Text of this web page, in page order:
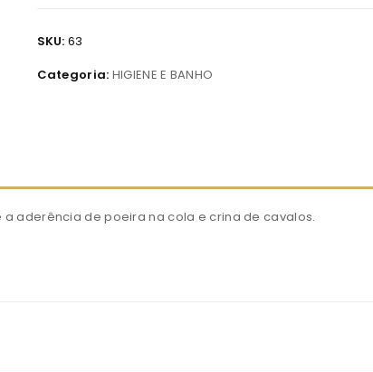
SKU: 63
Categoria: HIGIENE E BANHO
aderência de poeira na cola e crina de cavalos.